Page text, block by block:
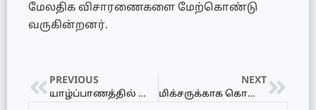
மேலதிக விசாரணைகளை மேற்கொண்டு
வருகின்றனர்.
PREVIOUS
யாழ்ப்பாணத்தில் காற்றுடன் கூடிய மழையால் 14 பேர் பாதிப்பு
NEXT
மிக்சருக்காக கொலை செய்யப்பட்ட நபர் – கடை உரிமையாளர் பரிதாபமாக பலி